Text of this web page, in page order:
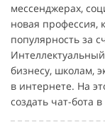
мессенджерах,
новая профессия,
популярность за
бизнесу, школам,
в интернете. На
создать чат-бота